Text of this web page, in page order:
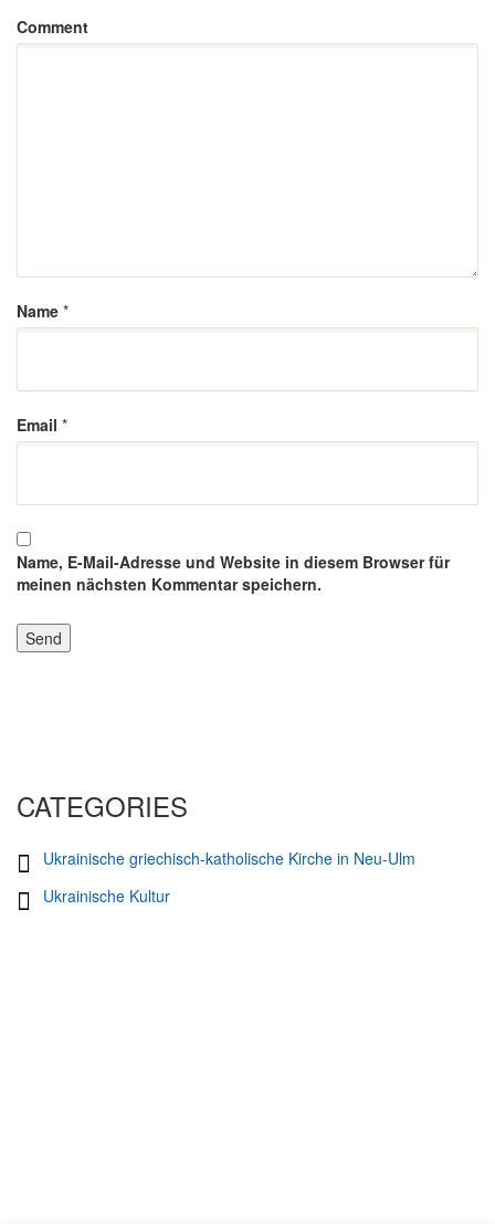
Comment
Name *
Email *
Name, E-Mail-Adresse und Website in diesem Browser für
meinen nächsten Kommentar speichern.
CATEGORIES
Ukrainische griechisch-katholische Kirche in Neu-Ulm
Ukrainische Kultur